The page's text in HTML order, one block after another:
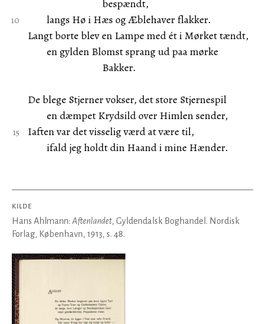
bespændt,
langs Hø i Hæs og Æblehaver flakker.
Langt borte blev en Lampe med ét i Mørket tændt,
en gylden Blomst sprang ud paa mørke
Bakker.
De blege Stjerner vokser, det store Stjernespil
en dæmpet Krydsild over Himlen sender,
Iaften var det visselig værd at være til,
ifald jeg holdt din Haand i mine Hænder.
KILDE
Hans Ahlmann: Aftenlandet, Gyldendalsk Boghandel. Nordisk
Forlag, København, 1913, s. 48.